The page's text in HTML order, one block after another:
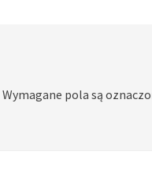
Wymagane pola są